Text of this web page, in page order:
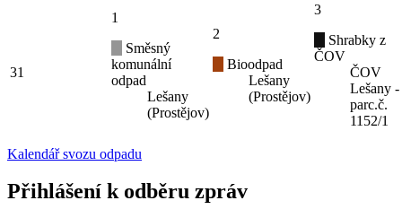
31
1
Směsný
komunální
odpad
Lešany
(Prostějov)
2
Bioodpad
Lešany
(Prostějov)
3
Shrabky z
ČOV
ČOV
Lešany -
parc.č.
1152/1
Kalendář svozu odpadu
Přihlášení k odběru zpráv